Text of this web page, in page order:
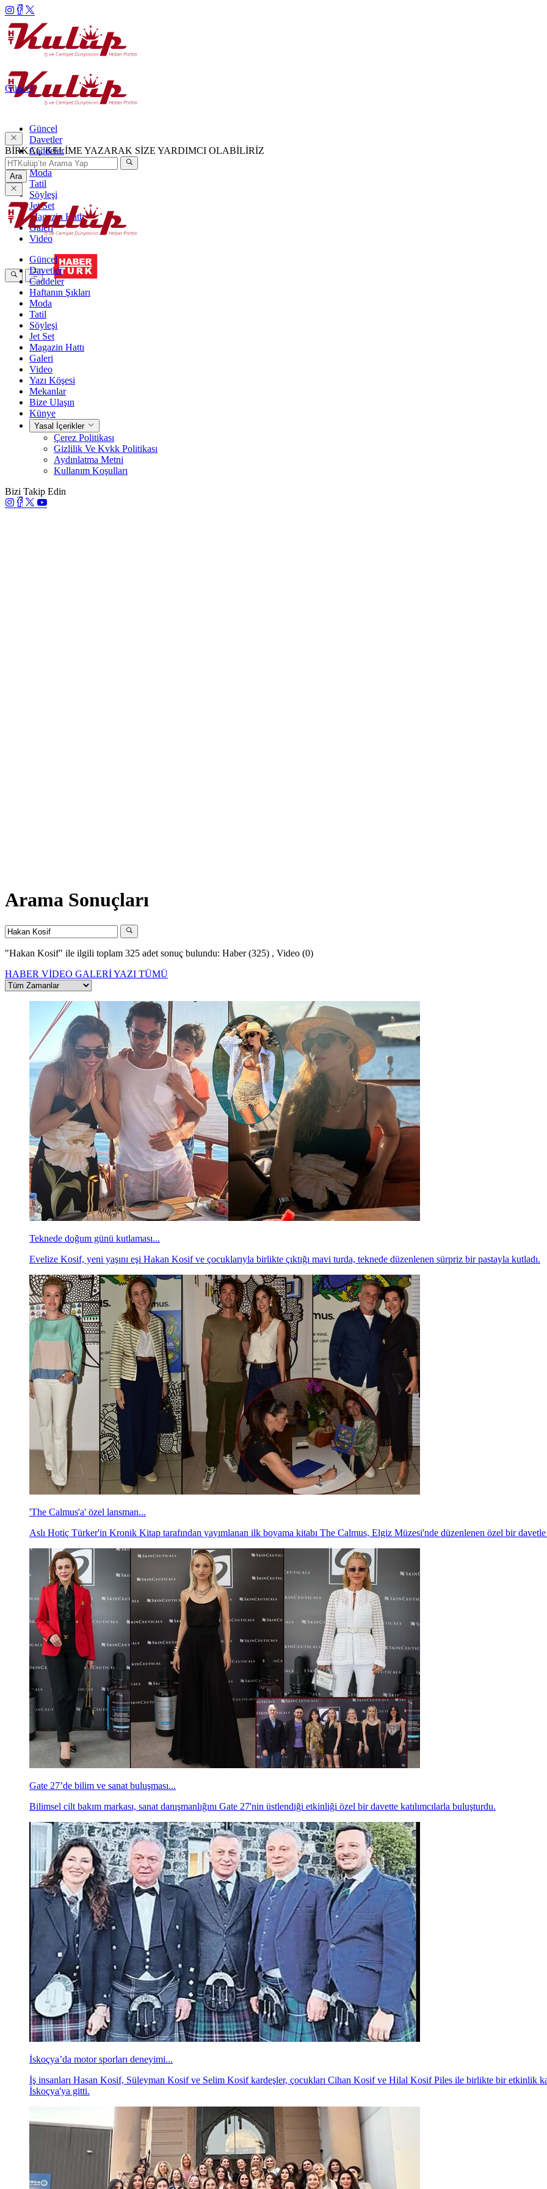
Güncel
Davetler
Caddeler
Haftanın Şıkları
Moda
Tatil
Söyleşi
Jet Set
Magazin Hattı
Galeri
Video
Güncel
BİRKAÇ KELİME YAZARAK SİZE YARDIMCI OLABİLİRİZ
Ara
Güncel
Davetler
Caddeler
Haftanın Şıkları
Moda
Tatil
Söyleşi
Jet Set
Magazin Hattı
Galeri
Video
Yazı Köşesi
Mekanlar
Bize Ulaşın
Künye
Yasal İçerikler
Çerez Politikası
Gizlilik Ve Kvkk Politikası
Aydınlatma Metni
Kullanım Koşulları
Bizi Takip Edin
Arama Sonuçları
"Hakan Kosif" ile ilgili toplam 325 adet sonuç bulundu: Haber (325) , Video (0)
HABER VİDEO GALERİYAZI TÜMÜ
Teknede doğum günü kutlaması...
Evelize Kosif, yeni yaşını eşi Hakan Kosif ve çocuklarıyla birlikte çıktığı mavi turda, teknede düzenlenen sürpriz bir pastayla kutladı.
'The Calmus'a' özel lansman...
Aslı Hotiç Türker'in Kronik Kitap tarafından yayımlanan ilk boyama kitabı The Calmus, Elgiz Müzesi'nde düzenlenen özel bir davetle
Gate 27’de bilim ve sanat buluşması...
Bilimsel cilt bakım markası, sanat danışmanlığını Gate 27'nin üstlendiği etkinliği özel bir davette katılımcılarla buluşturdu.
İskoçya’da motor sporları deneyimi...
İş insanları Hasan Kosif, Süleyman Kosif ve Selim Kosif kardeşler, çocukları Cihan Kosif ve Hilal Kosif Piles ile birlikte bir etkinlik
İskoçya'ya gitti.